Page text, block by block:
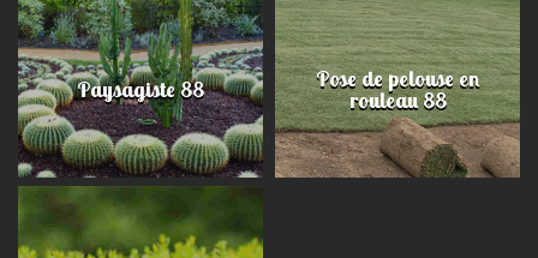
Paysagiste 88 Pose de pelouse en
rouleau 88